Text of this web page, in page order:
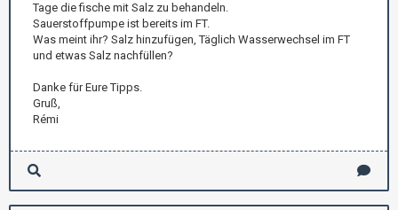
Tage die fische mit Salz zu behandeln.
Sauerstoffpumpe ist bereits im FT.
Was meint ihr? Salz hinzufügen, Täglich Wasserwechsel im FT
und etwas Salz nachfüllen?
Danke für Eure Tipps.
Gruß,
Rémi